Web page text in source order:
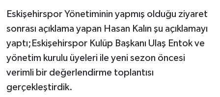
Eskişehirspor Yönetiminin yapmış olduğu ziyaret
sonrası açıklama yapan Hasan Kalın şu açıklamayı
yaptı;Eskişehirspor Kulüp Başkanı Ulaş Entok ve
yönetim kurulu üyeleri ile yeni sezon öncesi
verimli bir değerlendirme toplantısı
gerçekleştirdik.